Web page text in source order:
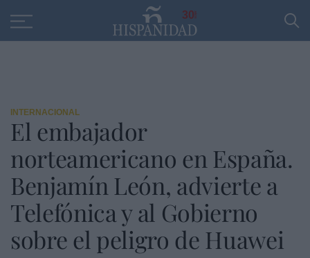
30
INTERNACIONAL
El embajador
norteamericano en España.
Benjamín León, advierte a
Telefónica y al Gobierno
sobre el peligro de Huawei